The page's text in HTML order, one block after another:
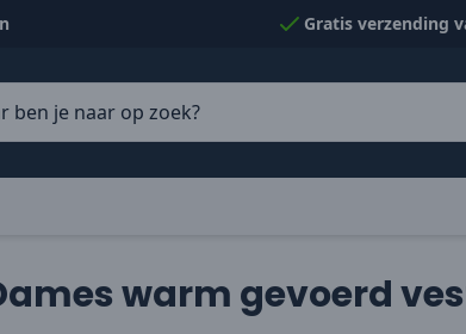
Gratis verzending
warm gevoerd